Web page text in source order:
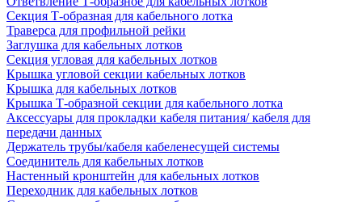
Секция Т-образная для кабельного лотка
Траверса для профильной рейки
Заглушка для кабельных лотков
Секция угловая для кабельных лотков
Крышка угловой секции кабельных лотков
Крышка для кабельных лотков
Крышка Т-образной секции для кабельного лотка
Аксессуары для прокладки кабеля питания/ кабеля для
передачи данных
Держатель трубы/кабеля кабеленесущей системы
Соединитель для кабельных лотков
Настенный кронштейн для кабельных лотков
Переходник для кабельных лотков